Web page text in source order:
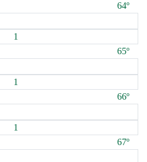
64º
1
65º
1
66º
1
67º